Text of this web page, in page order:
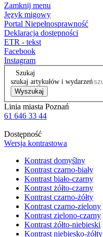
Zamknij menu
Język migowy
Portal Niepełnosprawność
Deklaracja dostępności
ETR - tekst
Facebook
Instagram
Szukaj
szukaj artykułów i wydarzeń
Wyszukaj
Linia miasta Poznań
61 646 33 44
Dostępność
Wersja kontrastowa
Kontrast domyślny
Kontrast czarno-biały
Kontrast biało-czarny
Kontrast żółto-czarny
Kontrast czarno-żółty
Kontrast czarno-zielony
Kontrast zielono-czarny
Kontrast żółto-niebieski
Kontrast niebiesko-żółty